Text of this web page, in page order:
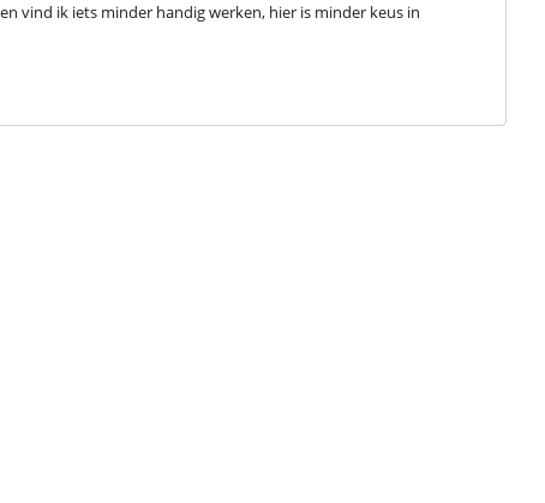
vind ik iets minder handig werken, hier is minder keus in